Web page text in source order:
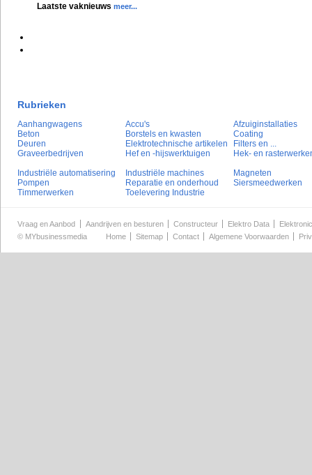
Laatste vaknieuws meer...
Rubrieken
Aanhangwagens Accu's
Afzuiginstallaties
Beton
Borstels en kwasten
Coating
Deuren
Elektrotechnische artikelen
Filters en ...
Graveerbedrijven
Hef en -hijswerktuigen
Hek- en
Industriële automatisering
Industriële machines
Magneten
Pompen
Reparatie en onderhoud
Siersmeedwerken
Timmerwerken
Toelevering Industrie
Vraag en Aanbod Aandrijven en besturen Constructeur Elektro Data
© MYbusinessmedia Home Sitemap Contact Algemene Voorwaarden